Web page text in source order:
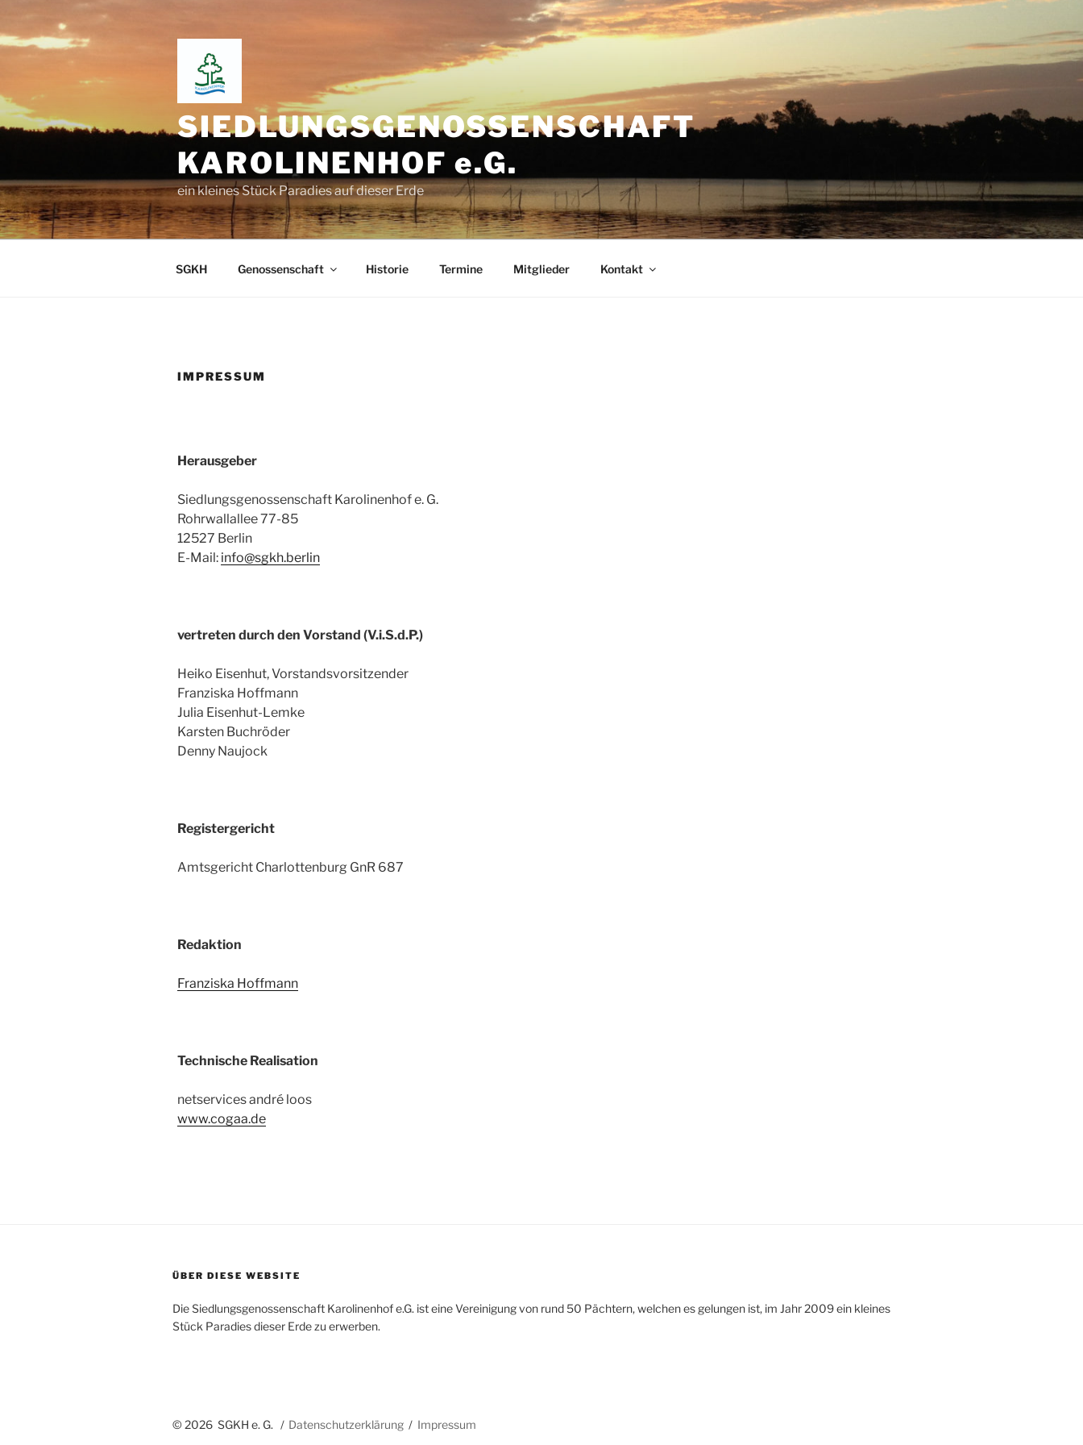
springen
SIEDLUNGS­GENOSSENSCHAFT
KAROLINENHOF e.G.
ein kleines Stück Paradies auf dieser Erde
SGKH Genossenschaft Historie Termine Mitglieder Kontakt
IMPRESSUM
Herausgeber
Siedlungsgenossenschaft Karolinenhof e. G.
Rohrwallallee 77-85
12527 Berlin
E-Mail: info@sgkh.berlin
vertreten durch den Vorstand (V.i.S.d.P.)
Heiko Eisenhut, Vorstandsvorsitzender
Franziska Hoffmann
Julia Eisenhut-Lemke
Karsten Buchröder
Denny Naujock
Registergericht
Amtsgericht Charlottenburg GnR 687
Redaktion
Franziska Hoffmann
Technische Realisation
netservices andré loos
www.cogaa.de
ÜBER DIESE WEBSITE
Die Siedlungsgenossenschaft Karolinenhof e.G. ist eine Vereinigung von rund 50 Pächtern, welchen es gelungen ist, im Jahr 2009 ein kleines
Stück Paradies dieser Erde zu erwerben.
© 2026 SGKH e. G. Datenschutzerklärung Impressum